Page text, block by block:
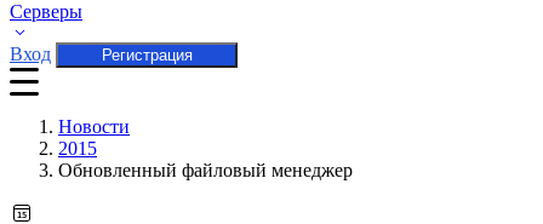
Серверы
Вход Регистрация
Новости
2015
Обновленный файловый менеджер